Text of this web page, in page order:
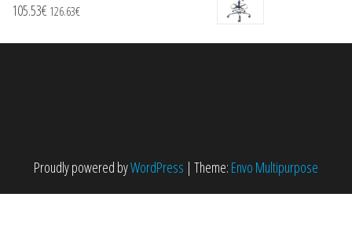
105.53€ 126.63€
Proudly powered byWordPress | Theme: Envo Multipurpose